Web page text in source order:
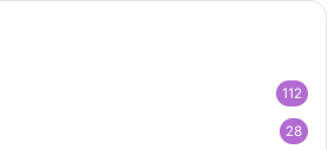
112
28